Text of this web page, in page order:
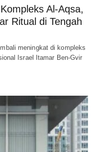
Al-Aqsa,
Ritual di Tengah
meningkat di kompleks
Israel Itamar Ben-Gvir